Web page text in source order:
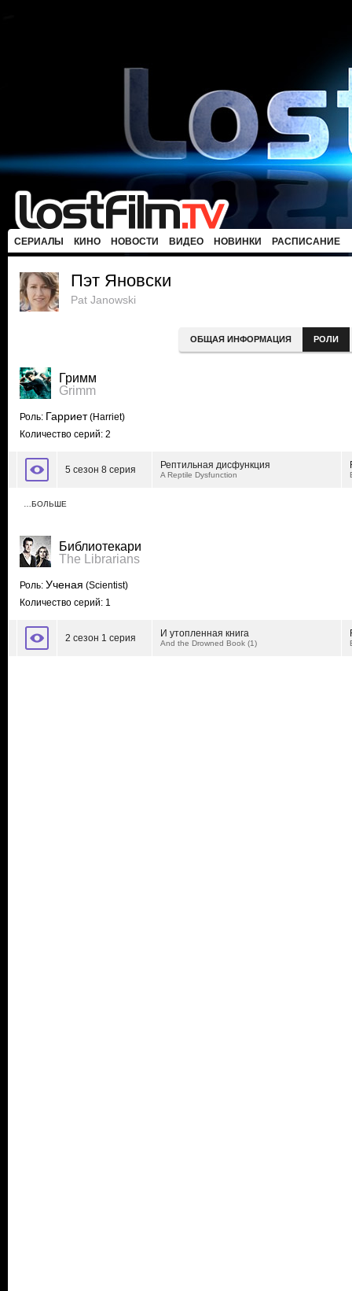
СЕРИАЛЫ КИНО НОВОСТИ ВИДЕО НОВИНКИ РАСПИСАНИЕ
Пэт Яновски
Pat Janowski
ОБЩАЯ ИНФОРМАЦИЯ РОЛИ
Гримм
Grimm
Роль: Гарриет(Harriet)
Количество серий: 2
5 сезон 8 серия Рептильная дисфункция
A Reptile Dysfunction
…БОЛЬШЕ
Библиотекари
The Librarians
Роль: Ученая (Scientist)
Количество серий: 1
2 сезон 1 серия И утопленная книга
And the Drowned Book (1)